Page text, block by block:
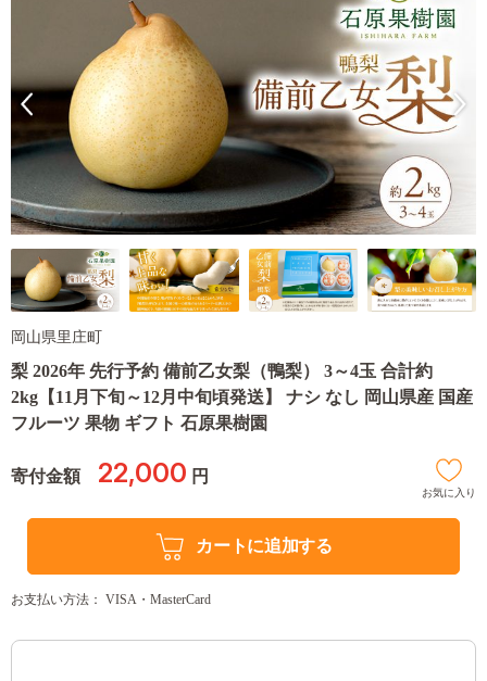
岡山県里庄町
梨 2026年 先行予約 備前乙女梨（鴨梨） 3～4玉 合計約
2kg【11月下旬～12月中旬頃発送】 ナシ なし 岡山県産 国産
フルーツ 果物 ギフト 石原果樹園
寄付金額 22,000 円
お気に入り
カートに追加する
お支払い方法： VISA・MasterCard